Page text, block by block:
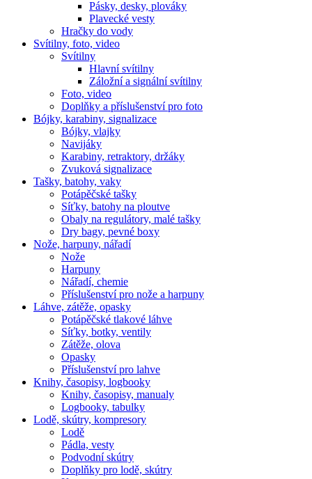
Pásky, desky, plováky
Plavecké vesty
Hračky do vody
Svítilny, foto, video
Svítilny
Hlavní svítilny
Záložní a signální svítilny
Foto, video
Doplňky a příslušenství pro foto
Bójky, karabiny, signalizace
Bójky, vlajky
Navijáky
Karabiny, retraktory, držáky
Zvuková signalizace
Tašky, batohy, vaky
Potápěčské tašky
Síťky, batohy na ploutve
Obaly na regulátory, malé tašky
Dry bagy, pevné boxy
Nože, harpuny, nářadí
Nože
Harpuny
Nářadí, chemie
Příslušenství pro nože a harpuny
Láhve, zátěže, opasky
Potápěčské tlakové láhve
Síťky, botky, ventily
Zátěže, olova
Opasky
Příslušenství pro lahve
Knihy, časopisy, logbooky
Knihy, časopisy, manualy
Logbooky, tabulky
Lodě, skútry, kompresory
Lodě
Pádla, vesty
Podvodní skútry
Doplňky pro lodě, skútry